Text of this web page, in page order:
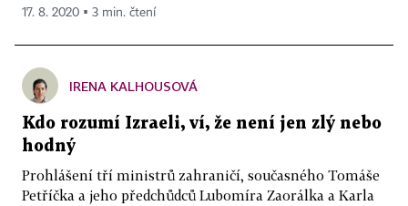
17. 8. 2020 ▪ 3 min. čtení
IRENA KALHOUSOVÁ
Kdo rozumí Izraeli, ví, že není jen zlý nebo
hodný
Prohlášení tří ministrů zahraničí, současného Tomáše
Petříčka a jeho předchůdců Lubomíra Zaorálka a Karla